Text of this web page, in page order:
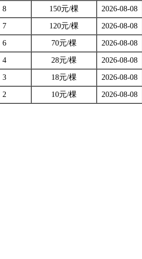
8 150元/棵 2026-08-08
7 120元/棵 2026-08-08
6 70元/棵 2026-08-08
4 28元/棵 2026-08-08
3 18元/棵 2026-08-08
2 10元/棵
2026-08-08